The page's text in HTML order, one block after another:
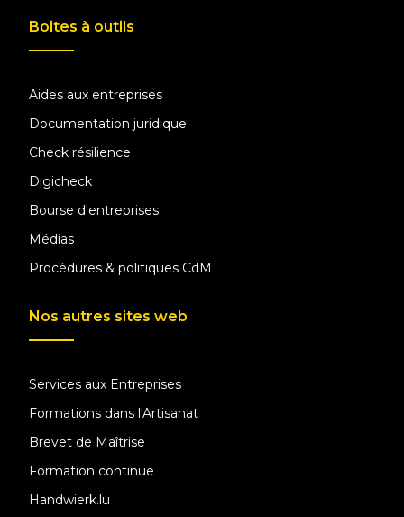
Boites à outils
Aides aux entreprises
Documentation juridique
Check résilience
Digicheck
Bourse d'entreprises
Médias
Procédures & politiques CdM
Nos autres sites web
Services aux Entreprises
Formations dans l'Artisanat
Brevet de Maîtrise
Formation continue
Handwierk.lu